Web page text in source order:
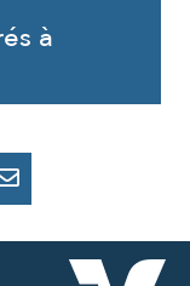
à
PARTAGER